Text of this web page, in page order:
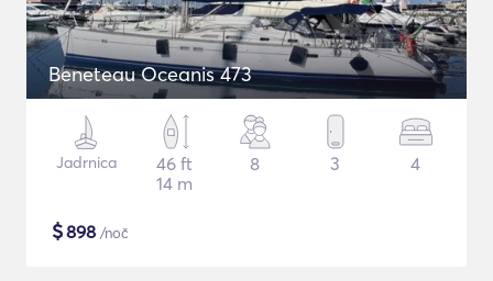
Beneteau Oceanis 473
Jadrnica
46 ft
14 m
8 3 4
$898 /noč